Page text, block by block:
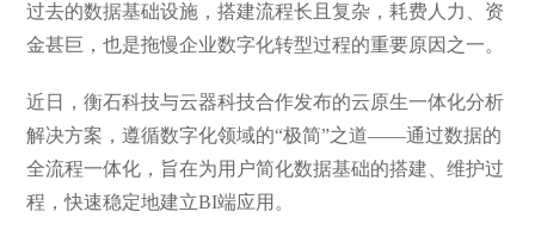
过去的数据基础设施，搭建流程长且复杂，耗费人力、资
金甚巨，也是拖慢企业数字化转型过程的重要原因之一。
近日，衡石科技与云器科技合作发布的云原生一体化分析
解决方案，遵循数字化领域的“极简”之道——通过数据的
全流程一体化，旨在为用户简化数据基础的搭建、维护过
程，快速稳定地建立BI端应用。